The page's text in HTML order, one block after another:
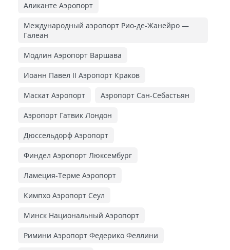
Аликанте Аэропорт
Международный аэропорт Рио-де-Жанейро —
Галеан
Модлин Аэропорт Варшава
Иоанн Павел II Аэропорт Краков
Маскат Аэропорт Аэропорт Сан-Себастьян
Аэропорт Гатвик Лондон
Дюссельдорф Аэропорт
Финдел Аэропорт Люксембург
Ламеция-Терме Аэропорт
Кимпхо Аэропорт Сеул
Минск Национальный Аэропорт
Римини Аэропорт Федерико Феллини